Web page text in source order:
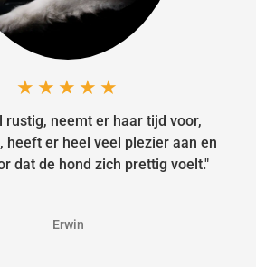
★★★★★
rustig, neemt er haar tijd voor,
heeft er heel veel plezier aan en
dat de hond zich prettig voelt."
Erwin